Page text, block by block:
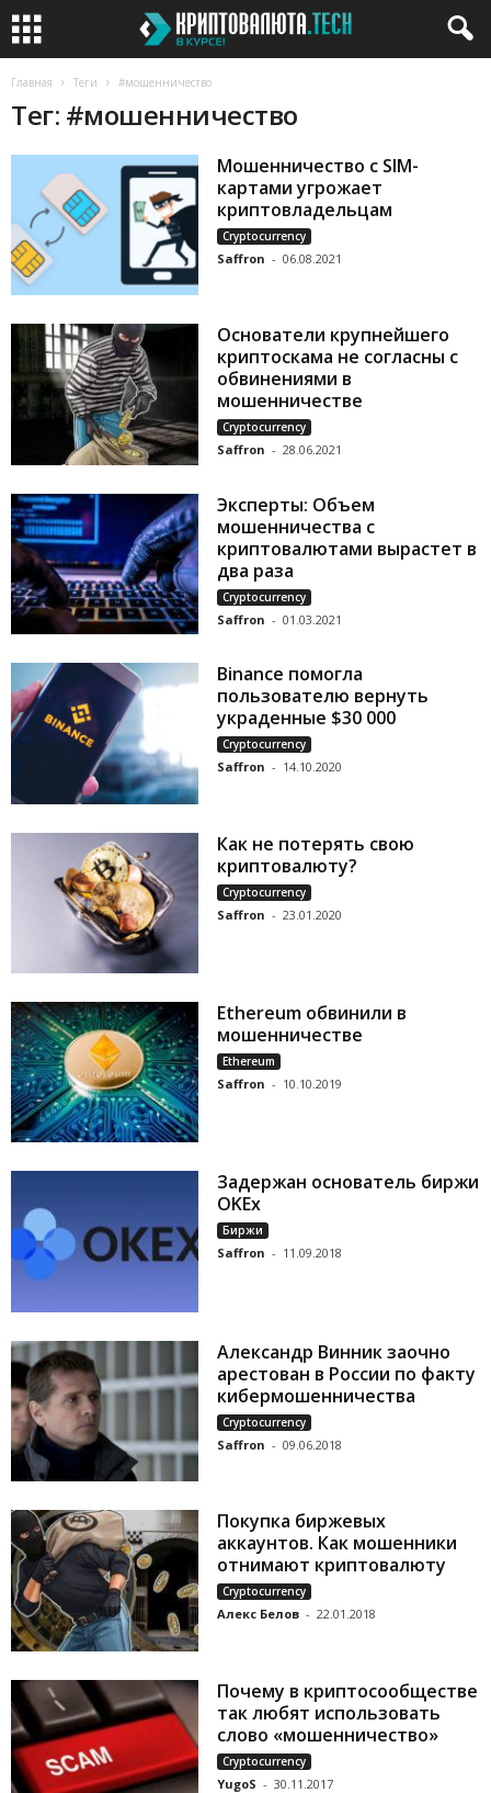
Главная Теги #мошенничество
Тег: #мошенничество
Мошенничество с SIM-
картами угрожает
криптовладельцам
Cryptocurrency
Saffron - 06.08.2021
Основатели крупнейшего
криптоскама не согласны с
обвинениями в
мошенничестве
Cryptocurrency
Saffron - 28.06.2021
Эксперты: Объем
мошенничества с
криптовалютами вырастет в
два раза
Cryptocurrency
Saffron - 01.03.2021
Binance помогла
пользователю вернуть
украденные $30 000
Cryptocurrency
Saffron - 14.10.2020
Как не потерять свою
криптовалюту?
Cryptocurrency
Saffron - 23.01.2020
Ethereum обвинили в
мошенничестве
Ethereum
Saffron - 10.10.2019
Задержан основатель биржи
OKEx
Биржи
Saffron - 11.09.2018
Александр Винник заочно
арестован в России по факту
кибермошенничества
Cryptocurrency
Saffron - 09.06.2018
Покупка биржевых
аккаунтов. Как мошенники
отнимают криптовалюту
Cryptocurrency
Алекс Белов - 22.01.2018
Почему в криптосообществе
так любят использовать
слово «мошенничество»
Cryptocurrency
YugoS - 30.11.2017